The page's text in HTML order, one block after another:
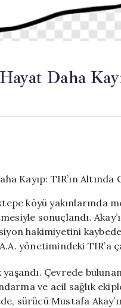
Daha
köyü yakınlarında
sonuçlandı.
hakimiyetini
yönetimindeki TIR’a
Çevrede
ve acil sağlık
sürücü Mustafa